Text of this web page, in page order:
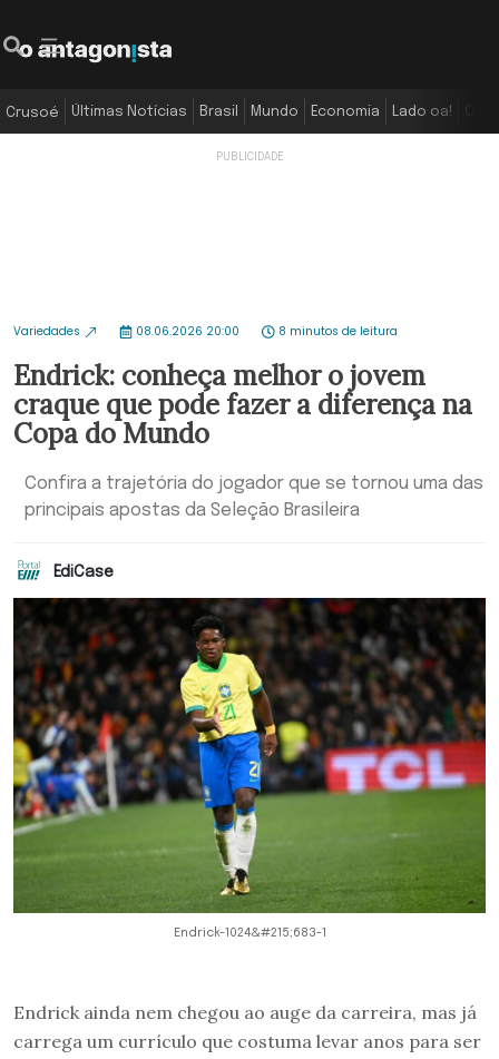
Crusoé Últimas Notícias Brasil Mundo Economia Lado oa!
Variedades 08.06.2026 20:00 8 minutos de leitura
Endrick: conheça melhor o jovem
craque que pode fazer a diferença na
Copa do Mundo
Confira a trajetória do jogador que se tornou uma das
principais apostas da Seleção Brasileira
EdiCase
Endrick-1024&#215;683-1
Endrick ainda nem chegou ao auge da carreira, mas já
carrega um currículo que costuma levar anos para ser